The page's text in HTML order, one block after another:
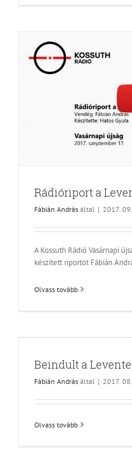
Rádióriport a
Fábián András által | 2017.
A Kossuth Rádió Vasárnapi
készített riportot Fábián
Olvass tovább
Beindult a
Fábián András által | 2017.
Olvass tovább